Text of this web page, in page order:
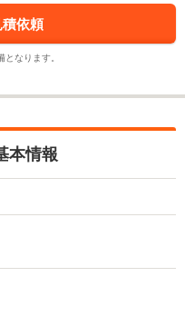
└郊外:11.6～
13.6km/L
依頼
なります。
本情報